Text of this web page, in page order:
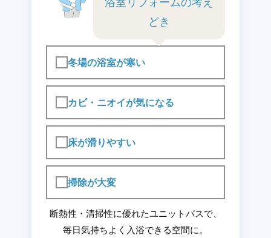
どき
冬場の浴室が寒い
カビ・ニオイが気になる
床が滑りやすい
掃除が大変
断熱性・清掃性に優れたユニットバスで、
毎日気持ちよく入浴できる空間に。